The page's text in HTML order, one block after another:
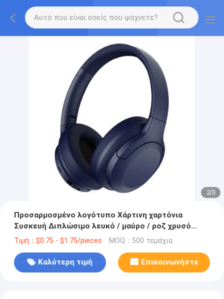
2/3
Προσαρμοσμένο λογότυπο Χάρτινη χαρτόνια
Συσκευή Διπλώσιμο λευκό / μαύρο / ροζ χρυσό
πολυτελές μαγνητικό κουτί δώρων με κλείσιμο με
Τιμή：$0.75 - $1.75/pieces MOQ：500 τεμάχια
Καλύτερη τιμή Επικοινωνήστε